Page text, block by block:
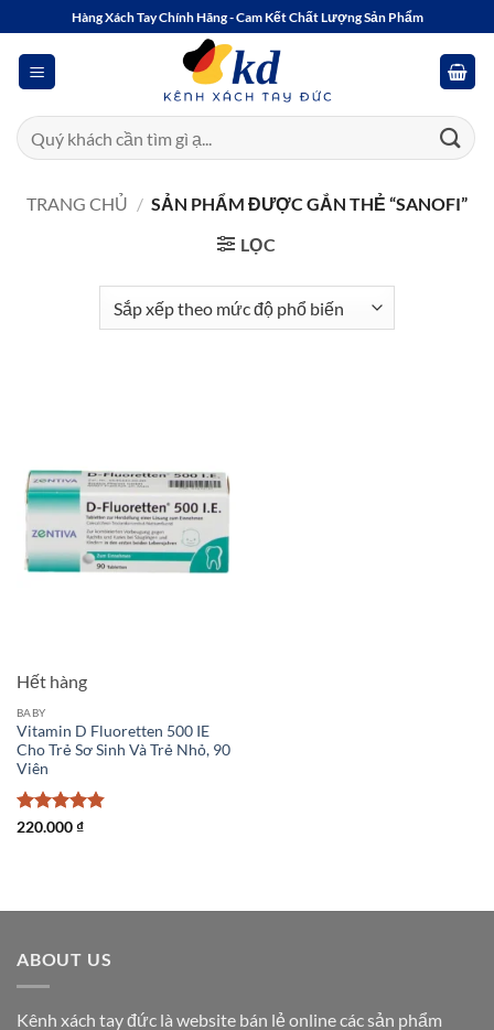
qua
dung
Hàng Xách Tay Chính Hãng - Cam Kết Chất Lượng Sản Phẩm
Tìm
kiếm:
TRANG CHỦ / SẢN PHẨM ĐƯỢC GẮN THẺ “SANOFI”
LỌC
Hết hàng
BABY
Vitamin D Fluoretten 500 IE
Cho Trẻ Sơ Sinh Và Trẻ Nhỏ, 90
Viên
Được xếp
220.000₫
ABOUT US
Kênh xách tay đức là website bán lẻ online các sản phẩm